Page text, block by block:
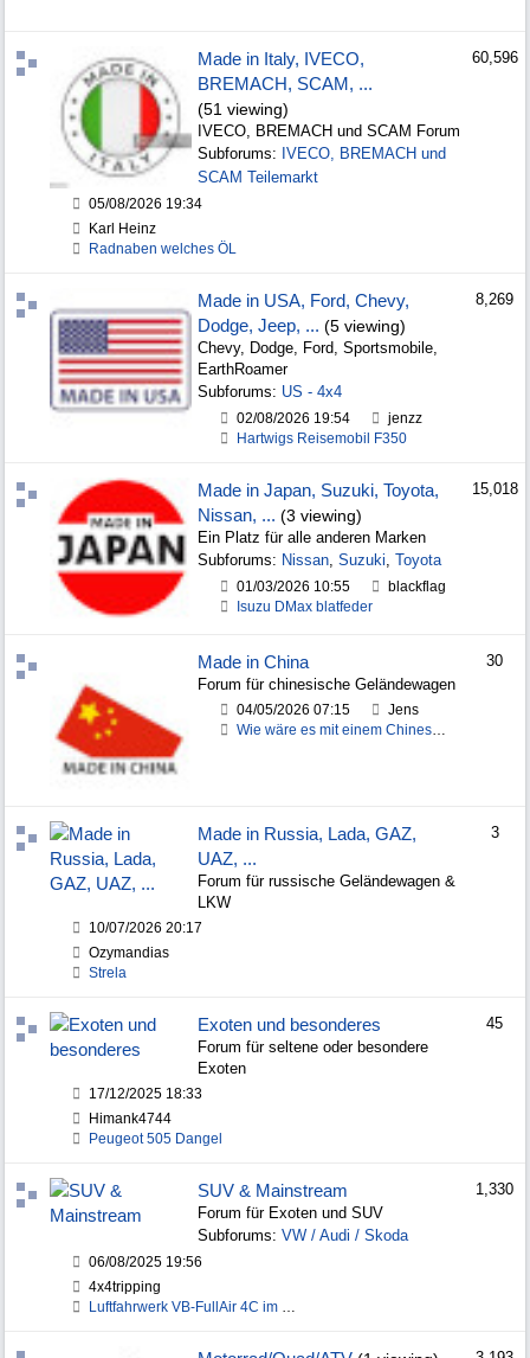
Made in Italy, IVECO,
BREMACH, SCAM, ...
(51 viewing)
IVECO, BREMACH und SCAM Forum
Subforums: IVECO, BREMACH und
SCAM Teilemarkt
05/08/2026 19:34
Karl Heinz
Radnaben welches ÖL
60,596
Made in USA, Ford, Chevy,
Dodge, Jeep, ... (5 viewing)
Chevy, Dodge, Ford, Sportsmobile,
EarthRoamer
Subforums: US - 4x4
02/08/2026 19:54
jenzz
Hartwigs Reisemobil F350
8,269
Made in Japan, Suzuki, Toyota,
Nissan, ... (3 viewing)
Ein Platz für alle anderen Marken
Subforums: Nissan, Suzuki, Toyota
01/03/2026 10:55
blackflag
Isuzu DMax blatfeder
15,018
Made in China
Forum für chinesische Geländewagen
04/05/2026 07:15
Jens
Wie wäre es mit einem Chinesen?
30
Made in Russia, Lada, GAZ,
UAZ, ...
Forum für russische Geländewagen &
LKW
10/07/2026 20:17
Ozymandias
Strela
3
Exoten und besonderes
Forum für seltene oder besondere
Exoten
17/12/2025 18:33
Himank4744
Peugeot 505 Dangel
45
SUV & Mainstream
Forum für Exoten und SUV
Subforums: VW / Audi / Skoda
06/08/2025 19:56
4x4tripping
Luftfahrwerk VB-FullAir 4C im VW Bus – Erfahrungen
1,330